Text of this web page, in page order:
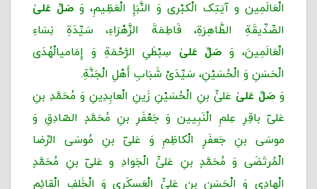
الْعَالَمِین و آیَتِک الْکبْرى وَ النَّبَإِ الْعَظِیمِ، وَ صَلِّ عَلیٰ
الصِّدِّیقَةِ الطَّاهِرَةِ، فَاطِمَةَ الزَّهْرَاءِ، سَیِّدَةِ نِسَاءِ
الْعَالَمِینَ، وَ صَلِّ عَلیٰ سِبْطَیِ الرَّحْمَةِ وَ إِمَامی‏‏الْهُدَى
الْحَسَنِ وَ الْحُسَیْنِ، سَیِّدَیْ شَبَابِ أَهْلِ الْجَنَّةِ.
وَصَلِّ عَلیٰ عَلىٍّ بنِ الْحُسَیْنِ زَینِ ‌الْعابِدِینِ وَ مُحَمَّدِ بنِ
عَلىّ باقِرِ عِلمِ الْنَبِیین وَ جَعْفَرِ بنِ مُحَمَّدٍ الصّادِقِ وَ
موسَی بنِ جَعفَرٍ الْکاظِمِ وَ عَلىّ بنِ مُوسَی الرِّضا
الْمُرتَضَی وَ مُحَمَّدٍ بنِ عَلىٍّ الْجَوادِ و عَلىّ‌ بنِ‌ مُحَمَّدٍ
الْهادِی وَ الْحَسَنِ بنِ عَلىٍّ الْعَسکَرِی وَ الْخَلفِ الْقائِمِ